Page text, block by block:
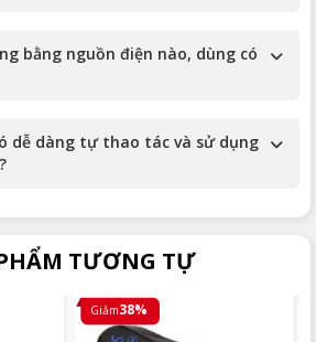
bằng nguồn điện nào, dùng có
dễ dàng tự thao tác và sử dụng
TƯƠNG TỰ
Giảm38%